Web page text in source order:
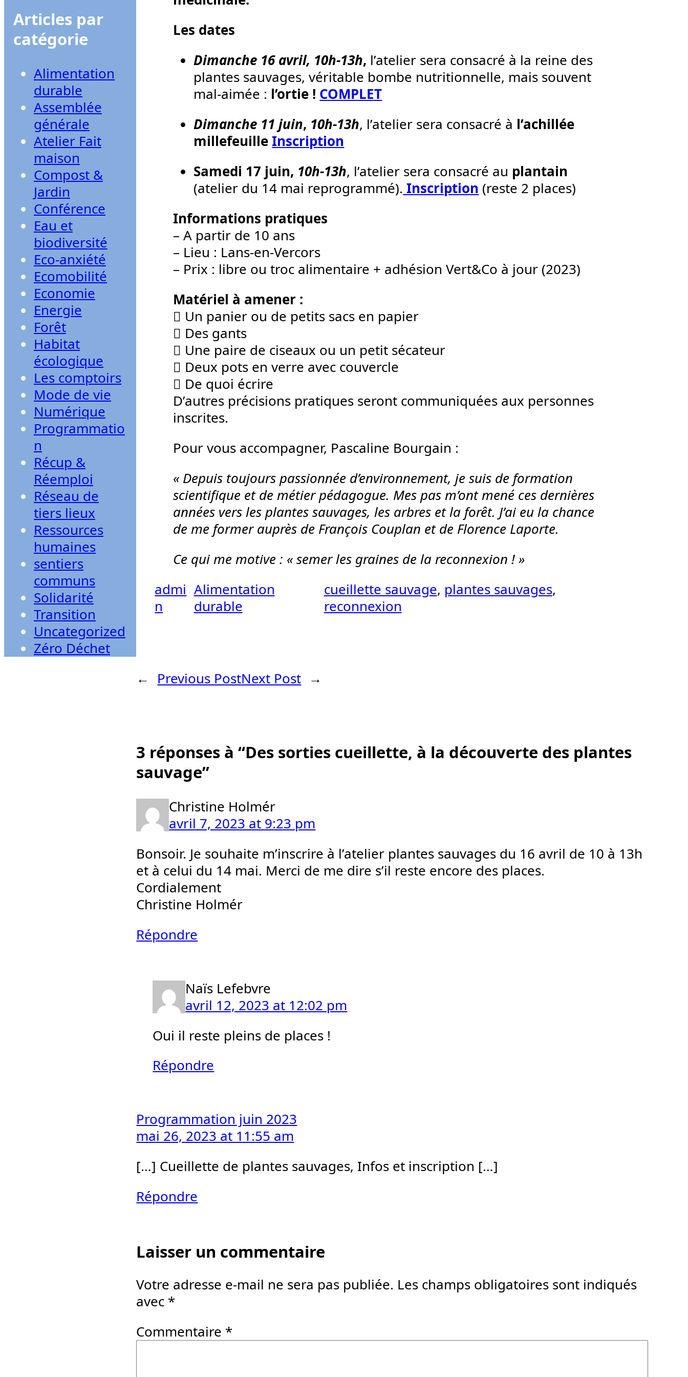
Articles par
catégorie
Alimentation
durable
Assemblée
générale
Atelier Fait
maison
Compost &
Jardin
Conférence
Eau et
biodiversité
Eco-anxiété
Ecomobilité
Economie
Energie
Forêt
Habitat
écologique
Les comptoirs
Mode de vie
Numérique
Programmatio
n
Récup &
Réemploi
Réseau de
tiers lieux
Ressources
humaines
sentiers
communs
Solidarité
Transition
Uncategorized
Zéro Déchet
Les dates
Dimanche 16 avril, 10h-13h, l’atelier sera consacré à la reine des
plantes sauvages, véritable bombe nutritionnelle, mais souvent
mal-aimée : l’ortie ! COMPLET
Dimanche 11 juin, 10h-13h, l’atelier sera consacré à l’achillée
millefeuille Inscription
Samedi 17 juin, 10h-13h, l’atelier sera consacré au plantain
(atelier du 14 mai reprogrammé). Inscription (reste 2 places)
Informations pratiques
– A partir de 10 ans
– Lieu : Lans-en-Vercors
– Prix : libre ou troc alimentaire + adhésion Vert&Co à jour (2023)
Matériel à amener :
 Un panier ou de petits sacs en papier
 Des gants
 Une paire de ciseaux ou un petit sécateur
 Deux pots en verre avec couvercle
 De quoi écrire
D’autres précisions pratiques seront communiquées aux personnes
inscrites.
Pour vous accompagner, Pascaline Bourgain :
« Depuis toujours passionnée d’environnement, je suis de formation
scientifique et de métier pédagogue. Mes pas m’ont mené ces dernières
années vers les plantes sauvages, les arbres et la forêt. J’ai eu la chance
de me former auprès de François Couplan et de Florence Laporte.
Ce qui me motive : « semer les graines de la reconnexion ! »
admi
n
Alimentation
durable
cueillette sauvage, plantes sauvages
reconnexion
← Previous PostNext Post →
3 réponses à “Des sorties cueillette, à la découverte des plantes
sauvage”
Christine Holmér
avril 7, 2023 at 9:23 pm
Bonsoir. Je souhaite m’inscrire à l’atelier plantes sauvages du 16 avril de 10 à 13h
et à celui du 14 mai. Merci de me dire s’il reste encore des places.
Cordialement
Christine Holmér
Répondre
Naïs Lefebvre
avril 12, 2023 at 12:02 pm
Oui il reste pleins de places !
Répondre
Programmation juin 2023
mai 26, 2023 at 11:55 am
[…] Cueillette de plantes sauvages, Infos et inscription […]
Répondre
Laisser un commentaire
Votre adresse e-mail ne sera pas publiée. Les champs obligatoires sont indiqués
avec *
Commentaire *